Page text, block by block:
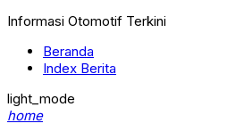
Informasi Otomotif Terkini
Beranda
Index Berita
light_mode
home